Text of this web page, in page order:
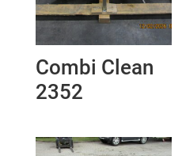
Combi Clean
2352